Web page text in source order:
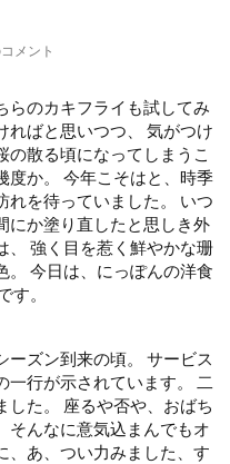
メント
らのカキフライも試してみ
ればと思いつつ、 気がつけ
の散る頃になってしまうこ
度か。 今年こそはと、時季
れを待っていました。 いつ
にか塗り直したと思しき外
、 強く目を惹く鮮やかな珊
。 今日は、にっぽんの洋食
す。
ーズン到来の頃。 サービス
一行が示されています。 二
した。 座るや否や、おばち
そんなに意気込まんでもオ
、あ、つい力みました、す